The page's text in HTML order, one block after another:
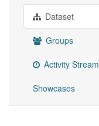
Dataset
Groups
Activity Stream
Showcases